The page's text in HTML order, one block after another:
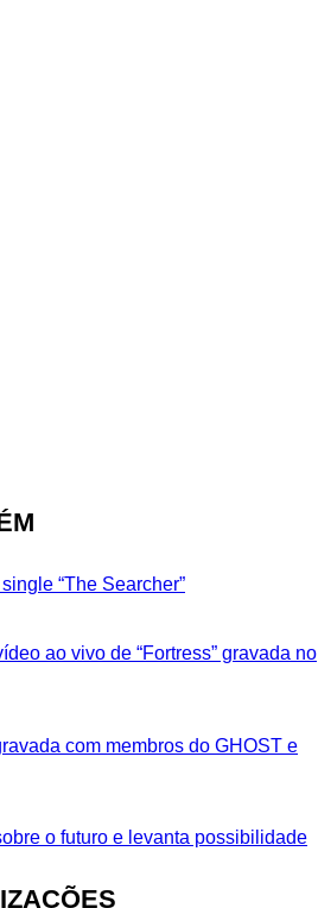
“The Searcher”
ao vivo de “Fortress” gravada no
com membros do GHOST e
o futuro e levanta possibilidade